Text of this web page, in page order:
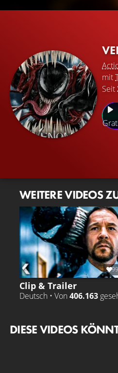
mit
Seit
WEITERE VIDEOS
Clip & Trailer
Deutsch • Von 406.163
DIESE VIDEOS